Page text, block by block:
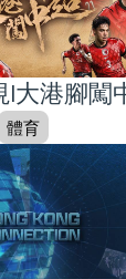
大港腳闖
體育